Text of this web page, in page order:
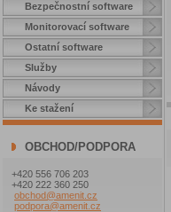
Bezpečnostní software
Monitorovací software
Ostatní software
Služby
Návody
Ke stažení
OBCHOD/PODPORA
+420 556 706 203
+420 222 360 250
obchod@amenit.cz
podpora@amenit.cz